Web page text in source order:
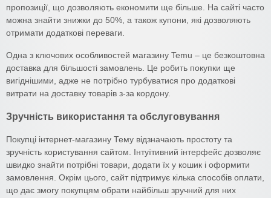
пропозиції, що дозволяють економити ще більше. На сайті часто
можна знайти знижки до 50%, а також купони, які дозволяють
отримати додаткові переваги.
Одна з ключових особливостей магазину Temu – це безкоштовна
доставка для більшості замовлень. Це робить покупки ще
вигіднішими, адже не потрібно турбуватися про додаткові
витрати на доставку товарів з-за кордону.
Зручність використання та обслуговування
Покупці інтернет-магазину Тему відзначають простоту та
зручність користування сайтом. Інтуїтивний інтерфейс дозволяє
швидко знайти потрібні товари, додати їх у кошик і оформити
замовлення. Окрім цього, сайт підтримує кілька способів оплати,
що дає змогу покупцям обрати найбільш зручний для них